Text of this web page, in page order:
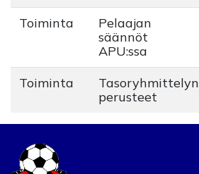
Toiminta
Pelaajan
säännöt
APU:ssa
Toiminta
Tasoryhmittelyn
perusteet